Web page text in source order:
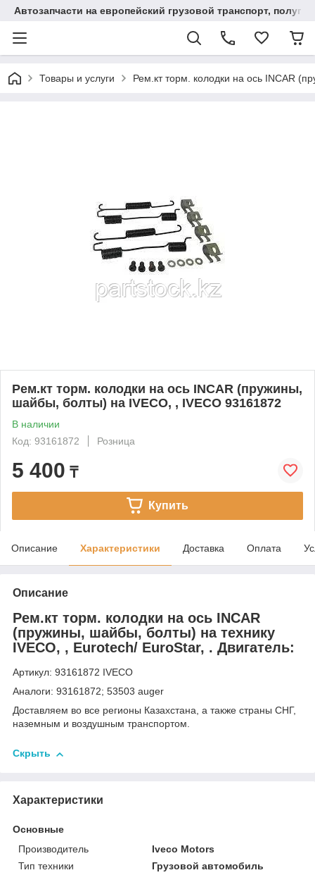
Автозапчасти на европейский грузовой транспорт,
Товары и услуги Рем.кт торм. колодки на ось INCAR
Рем.кт торм. колодки на ось INCAR (пружины,
шайбы, болты) на IVECO, , IVECO 93161872
В наличии
Код: 93161872
Розница
5 400 ₸
Купить
Описание Характеристики Доставка Оплата
Описание
Рем.кт торм. колодки на ось INCAR
(пружины, шайбы, болты) на технику
IVECO, , Eurotech/ EuroStar, . Двигатель:
Артикул: 93161872 IVECO
Аналоги: 93161872; 53503 auger
Доставляем во все регионы Казахстана, а также страны СНГ,
наземным и воздушным транспортом.
Скрыть
Характеристики
Основные
Производитель
Iveco Motors
Тип техники
Грузовой автомобиль